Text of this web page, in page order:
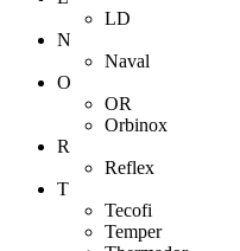
LD
N
Naval
O
OR
Orbinox
R
Reflex
T
Tecofi
Temper